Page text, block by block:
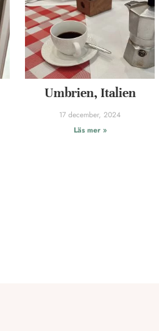
Umbrien, Italien
17 december, 2024
Läs mer »